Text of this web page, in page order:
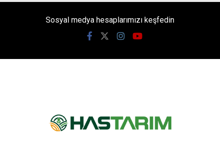
Sosyal medya hesaplarımızı keşfedin